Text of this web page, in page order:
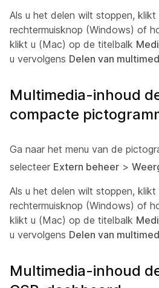
Als u het delen wilt stoppen, klikt
rechtermuisknop (Windows) of
klikt u (Mac) op de titelbalk
u vervolgens Delen van
Multimedia-inhoud
compacte
Ga naar het menu van de
selecteer Extern beheer >
Als u het delen wilt stoppen, klikt
rechtermuisknop (Windows) of
klikt u (Mac) op de titelbalk
u vervolgens Delen van
Multimedia-inhoud